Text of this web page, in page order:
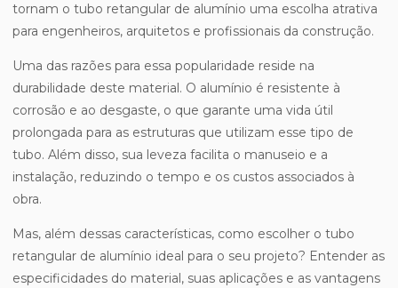
tornam o tubo retangular de alumínio uma escolha atrativa
para engenheiros, arquitetos e profissionais da construção.
Uma das razões para essa popularidade reside na
durabilidade deste material. O alumínio é resistente à
corrosão e ao desgaste, o que garante uma vida útil
prolongada para as estruturas que utilizam esse tipo de
tubo. Além disso, sua leveza facilita o manuseio e a
instalação, reduzindo o tempo e os custos associados à
obra.
Mas, além dessas características, como escolher o tubo
retangular de alumínio ideal para o seu projeto? Entender as
especificidades do material, suas aplicações e as vantagens